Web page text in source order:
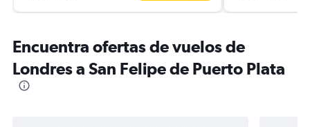
Encuentra ofertas de vuelos de
Londres a San Felipe de Puerto Plata